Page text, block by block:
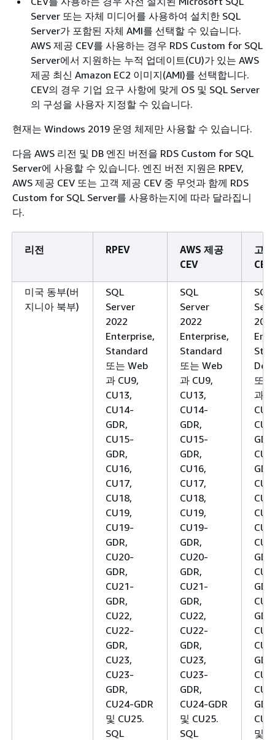
Server 또는 자체 미디어를 사용하여 설치한 SQL
Server가 포함된 자체 AMI를 선택할 수 있습니다.
AWS 제공 CEV를 사용하는 경우 RDS Custom for SQL
Server에서 지원하는 누적 업데이트(CU)가 있는 AWS
제공 최신 Amazon EC2 이미지(AMI)를 선택합니다.
CEV의 경우 기업 요구 사항에 맞게 OS 및 SQL Server
의 구성을 사용자 지정할 수 있습니다.
현재는 Windows 2019 운영 체제만 사용할 수 있습니다.
다음 AWS 리전 및 DB 엔진 버전을 RDS Custom for SQL
Server에 사용할 수 있습니다. 엔진 버전 지원은 RPEV,
AWS 제공 CEV 또는 고객 제공 CEV 중 무엇과 함께 RDS
Custom for SQL Server를 사용하는지에 따라 달라집니
다.
리전 RPEV
AWS 제공
CEV
고
CEV
미국 동부(버
지니아 북부)
SQL
Server
2022
Enterprise,
Standard
또는 Web
과 CU9,
CU13,
CU14-
GDR,
CU15-
GDR,
CU16,
CU17,
CU18,
CU19,
CU19-
GDR,
CU20-
GDR,
CU21-
GDR,
CU22,
CU22-
GDR,
CU23,
CU23-
GDR,
CU24-GDR
및 CU25.
SQL
SQL
Server
2022
Enterprise,
Standard
또는 Web
과 CU9,
CU13,
CU14-
GDR,
CU15-
GDR,
CU16,
CU17,
CU18,
CU19,
CU19-
GDR,
CU20-
GDR,
CU21-
GDR,
CU22,
CU22-
GDR,
CU23,
CU23-
GDR,
CU24-GDR
및 CU25.
SQL
SQL
또
과
및